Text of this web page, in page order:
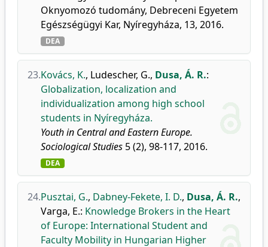
Oknyomozó tudomány, Debreceni Egyetem
Egészségügyi Kar, Nyíregyháza, 13, 2016.
DEA
23.Kovács, K., Ludescher, G., Dusa, Á. R.:
Globalization, localization and
individualization among high school
students in Nyíregyháza.
Youth in Central and Eastern Europe.
Sociological Studies 5 (2), 98-117, 2016.
DEA
24.Pusztai, G., Dabney-Fekete, I. D., Dusa, Á. R.,
Varga, E.: Knowledge Brokers in the Heart
of Europe: International Student and
Faculty Mobility in Hungarian Higher